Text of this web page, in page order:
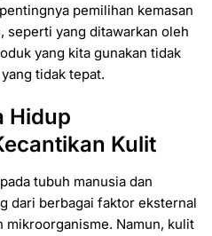
pemilihan kemasan
seperti yang ditawarkan oleh
yang kita gunakan tidak
tidak tepat.
Hidup
Kulit
tubuh manusia dan
dari berbagai faktor eksternal
mikroorganisme. Namun, kulit